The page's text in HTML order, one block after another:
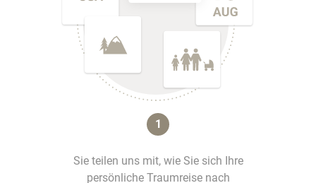
1
Sie teilen uns mit, wie Sie sich Ihre
persönliche Traumreise nach